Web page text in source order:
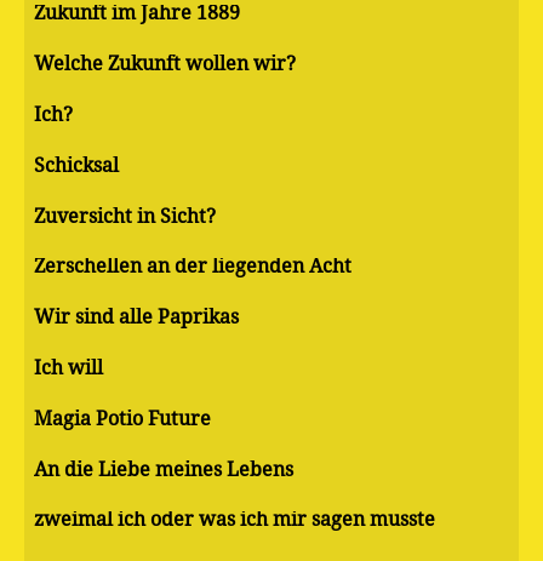
Zukunft im Jahre 1889
Welche Zukunft wollen wir?
Ich?
Schicksal
Zuversicht in Sicht?
Zerschellen an der liegenden Acht
Wir sind alle Paprikas
Ich will
Magia Potio Future
An die Liebe meines Lebens
zweimal ich oder was ich mir sagen musste